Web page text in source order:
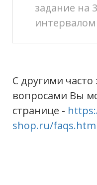
задание на
С другими
вопросами Вы
странице -
shop.ru/